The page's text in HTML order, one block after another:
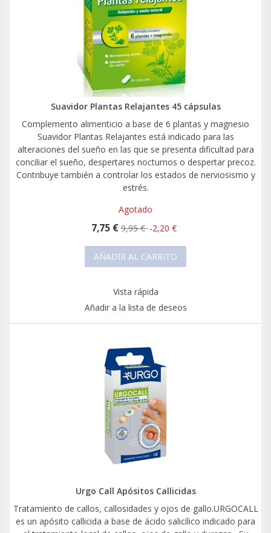
Suavidor Plantas Relajantes 45 cápsulas
Complemento alimenticio a base de 6 plantas y magnesio
Suavidor Plantas Relajantes está indicado para las
alteraciones del sueño en las que se presenta dificultad para
conciliar el sueño, despertares nocturnos o despertar precoz.
Contribuye también a controlar los estados de nerviosismo y
estrés.
Agotado
7,75 € 9,95 € -2,20 €
AÑADIR AL CARRITO
Vista rápida
Añadir a la lista de deseos
Urgo Call Apósitos Callicidas
Tratamiento de callos, callosidades y ojos de gallo.URGOCALL
es un apósito callicida a base de ácido salicílico indicado para